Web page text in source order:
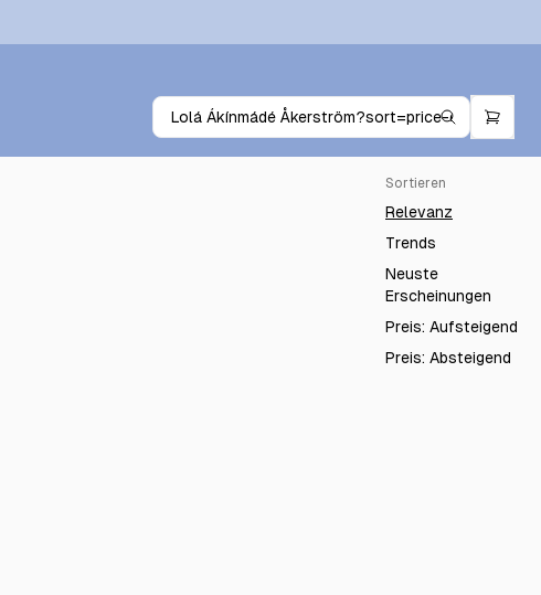
Sortieren
Relevanz
Trends
Neuste
Erscheinungen
Preis: Aufsteigend
Preis: Absteigend